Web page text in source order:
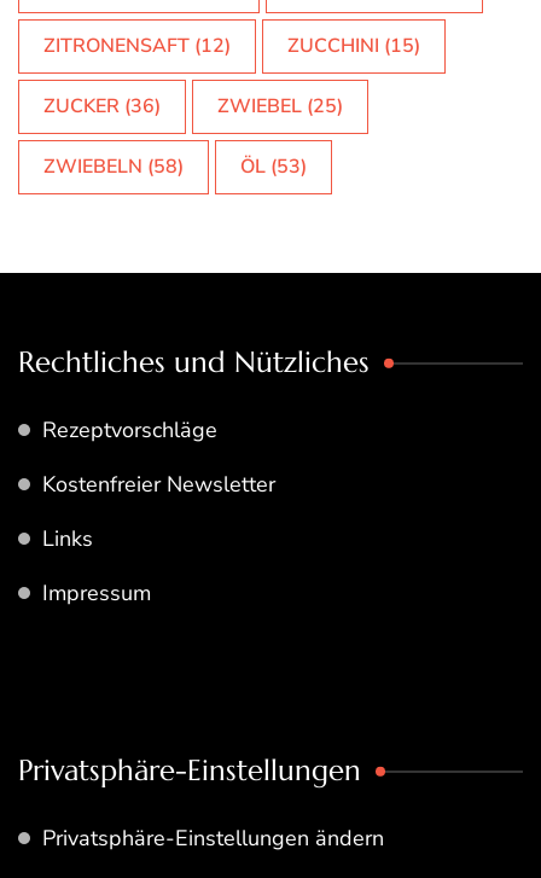
ZITRONENSAFT (12) ZUCCHINI (15)
ZUCKER (36) ZWIEBEL (25)
ZWIEBELN (58) ÖL (53)
Rechtliches und Nützliches
Rezeptvorschläge
Kostenfreier Newsletter
Links
Impressum
Privatsphäre-Einstellungen
Privatsphäre-Einstellungen ändern